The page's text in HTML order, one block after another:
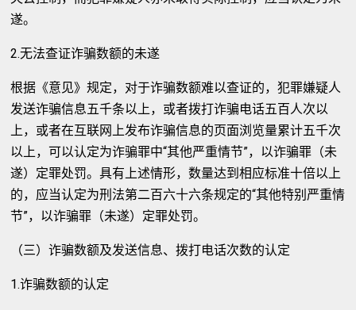
遂。
2.无法查证诈骗数额的未遂
根据《意见》规定，对于诈骗数额难以查证的，犯罪嫌疑人
发送诈骗信息五千条以上，或者拨打诈骗电话五百人次以
上，或者在互联网上发布诈骗信息的页面浏览量累计五千次
以上，可以认定为诈骗罪中“其他严重情节”，以诈骗罪（未
遂）定罪处罚。具有上述情形，数量达到相应标准十倍以上
的，应当认定为刑法第二百六十六条规定的“其他特别严重情
节”，以诈骗罪（未遂）定罪处罚。
（三）诈骗数额及发送信息、拨打电话次数的认定
1.诈骗数额的认定